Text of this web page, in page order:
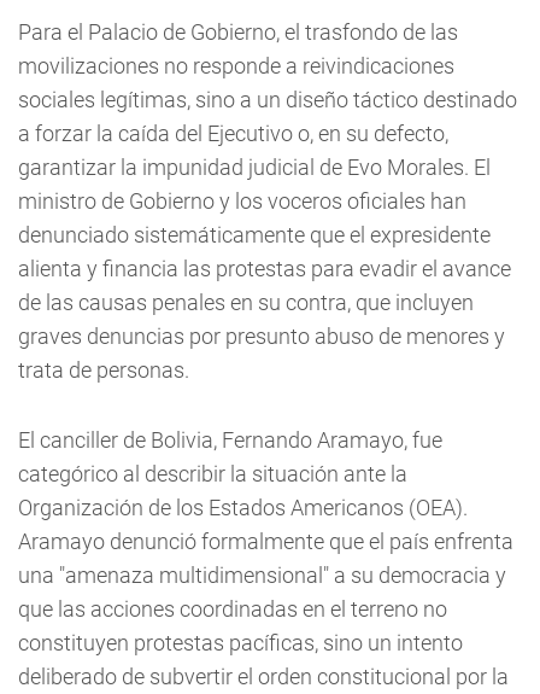
Para el Palacio de Gobierno, el trasfondo de las
movilizaciones no responde a reivindicaciones
sociales legítimas, sino a un diseño táctico destinado
a forzar la caída del Ejecutivo o, en su defecto,
garantizar la impunidad judicial de Evo Morales. El
ministro de Gobierno y los voceros oficiales han
denunciado sistemáticamente que el expresidente
alienta y financia las protestas para evadir el avance
de las causas penales en su contra, que incluyen
graves denuncias por presunto abuso de menores y
trata de personas.
El canciller de Bolivia, Fernando Aramayo, fue
categórico al describir la situación ante la
Organización de los Estados Americanos (OEA).
Aramayo denunció formalmente que el país enfrenta
una "amenaza multidimensional" a su democracia y
que las acciones coordinadas en el terreno no
constituyen protestas pacíficas, sino un intento
deliberado de subvertir el orden constitucional por la